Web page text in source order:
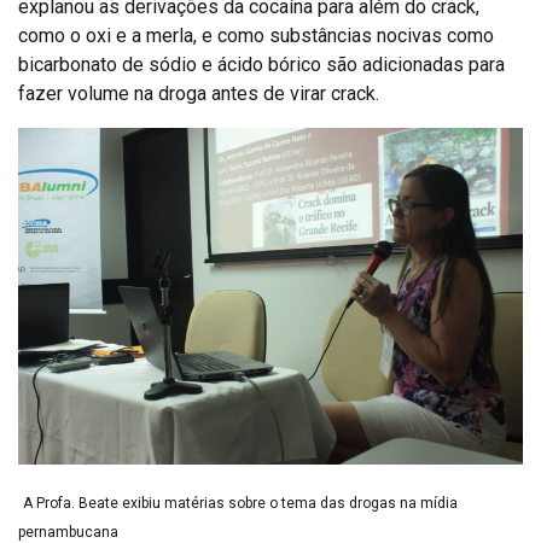
explanou as derivações da cocaína para além do crack,
como o oxi e a merla, e como substâncias nocivas como
bicarbonato de sódio e ácido bórico são adicionadas para
fazer volume na droga antes de virar crack.
A Profa. Beate exibiu matérias sobre o tema das drogas na mídia
pernambucana